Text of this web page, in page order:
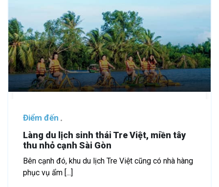
Điểm đến
Làng du lịch sinh thái Tre Việt, miền tây
thu nhỏ cạnh Sài Gòn
Bên cạnh đó, khu du lịch Tre Việt cũng có nhà hàng
phục vụ ẩm [...]